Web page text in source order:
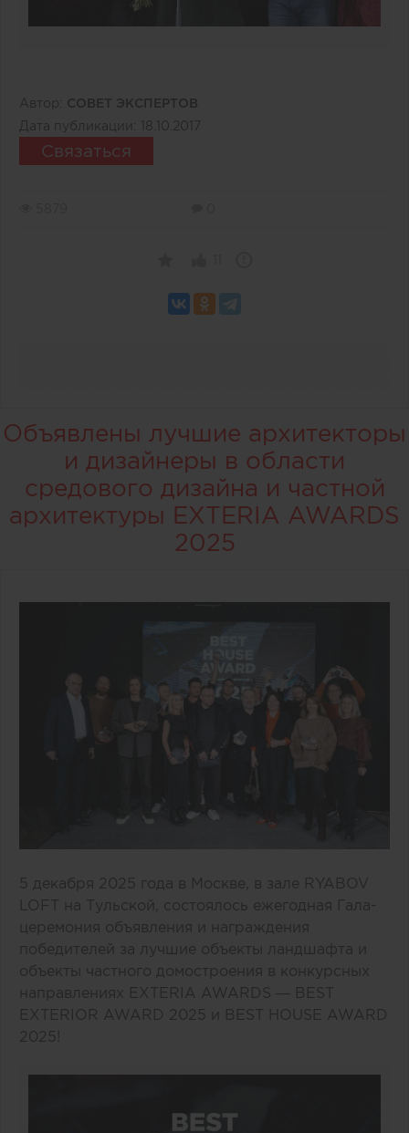
Автор: СОВЕТ ЭКСПЕРТОВ
Дата публикации:
18.10.2017
Связаться
Объявлены лучшие архитекторы
и дизайнеры в области
средового дизайна и частной
архитектуры EXTERIA AWARDS
2025
5 декабря 2025 года в Москве, в зале RYABOV
LOFT на Тульской, состоялось ежегодная Гала-
церемония объявления и награждения
победителей за лучшие объекты ландшафта и
объекты частного домостроения в конкурсных
направлениях EXTERIA AWARDS — BEST
EXTERIOR AWARD 2025 и BEST HOUSE AWARD
2025!